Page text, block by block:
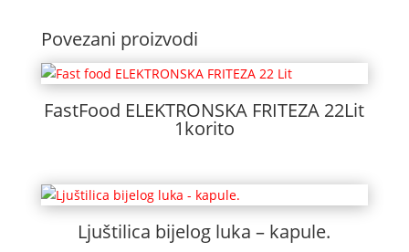
Povezani proizvodi
FastFood ELEKTRONSKA FRITEZA 22Lit
1korito
Ljuštilica bijelog luka – kapule.